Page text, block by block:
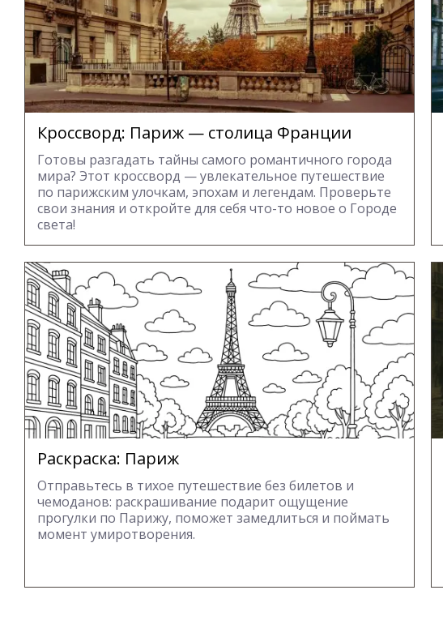
Кроссворд: Париж — столица Франции
Готовы разгадать тайны самого романтичного города
мира? Этот кроссворд — увлекательное путешествие
по парижским улочкам, эпохам и легендам. Проверьте
свои знания и откройте для себя что-то новое о Городе
света!
Раскраска: Париж
Отправьтесь в тихое путешествие без билетов и
чемоданов: раскрашивание подарит ощущение
прогулки по Парижу, поможет замедлиться и поймать
момент умиротворения.